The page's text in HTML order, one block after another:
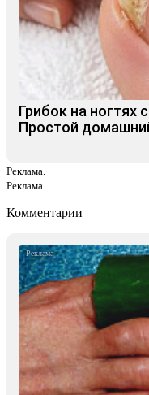
Грибок на ногтях
Простой
Реклама.
Реклама.
Комментарии